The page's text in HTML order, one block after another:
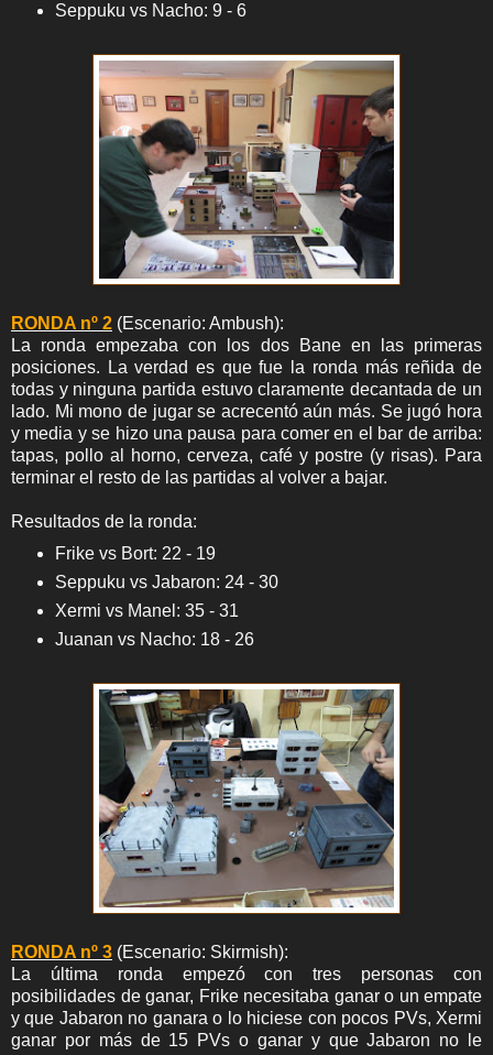
Seppuku vs Nacho: 9 - 6
RONDA nº 2 (Escenario: Ambush):
La ronda empezaba con los dos Bane en las primeras
posiciones. La verdad es que fue la ronda más reñida de
todas y ninguna partida estuvo claramente decantada de un
lado. Mi mono de jugar se acrecentó aún más. Se jugó hora
y media y se hizo una pausa para comer en el bar de arriba:
tapas, pollo al horno, cerveza, café y postre (y risas). Para
terminar el resto de las partidas al volver a bajar.
Resultados de la ronda:
Frike vs Bort: 22 - 19
Seppuku vs Jabaron: 24 - 30
Xermi vs Manel: 35 - 31
Juanan vs Nacho: 18 - 26
RONDA nº 3 (Escenario: Skirmish):
La última ronda empezó con tres personas con
posibilidades de ganar, Frike necesitaba ganar o un empate
y que Jabaron no ganara o lo hiciese con pocos PVs, Xermi
ganar por más de 15 PVs o ganar y que Jabaron no le